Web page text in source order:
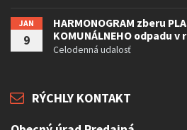
JAN
9
HARMONOGRAM zberu
KOMUNÁLNEHO odpadu v
Celodenná udalosť
RÝCHLY KONTAKT